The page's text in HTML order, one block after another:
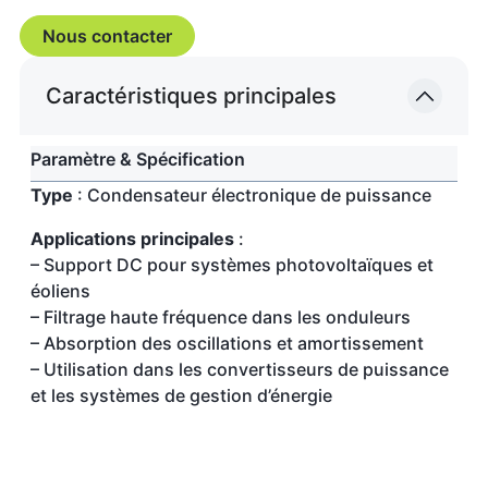
Nous contacter
Caractéristiques principales
Paramètre & Spécification
Type : Condensateur électronique de puissance
Applications principales :
– Support DC pour systèmes photovoltaïques et
éoliens
– Filtrage haute fréquence dans les onduleurs
– Absorption des oscillations et amortissement
– Utilisation dans les convertisseurs de puissance
et les systèmes de gestion d’énergie